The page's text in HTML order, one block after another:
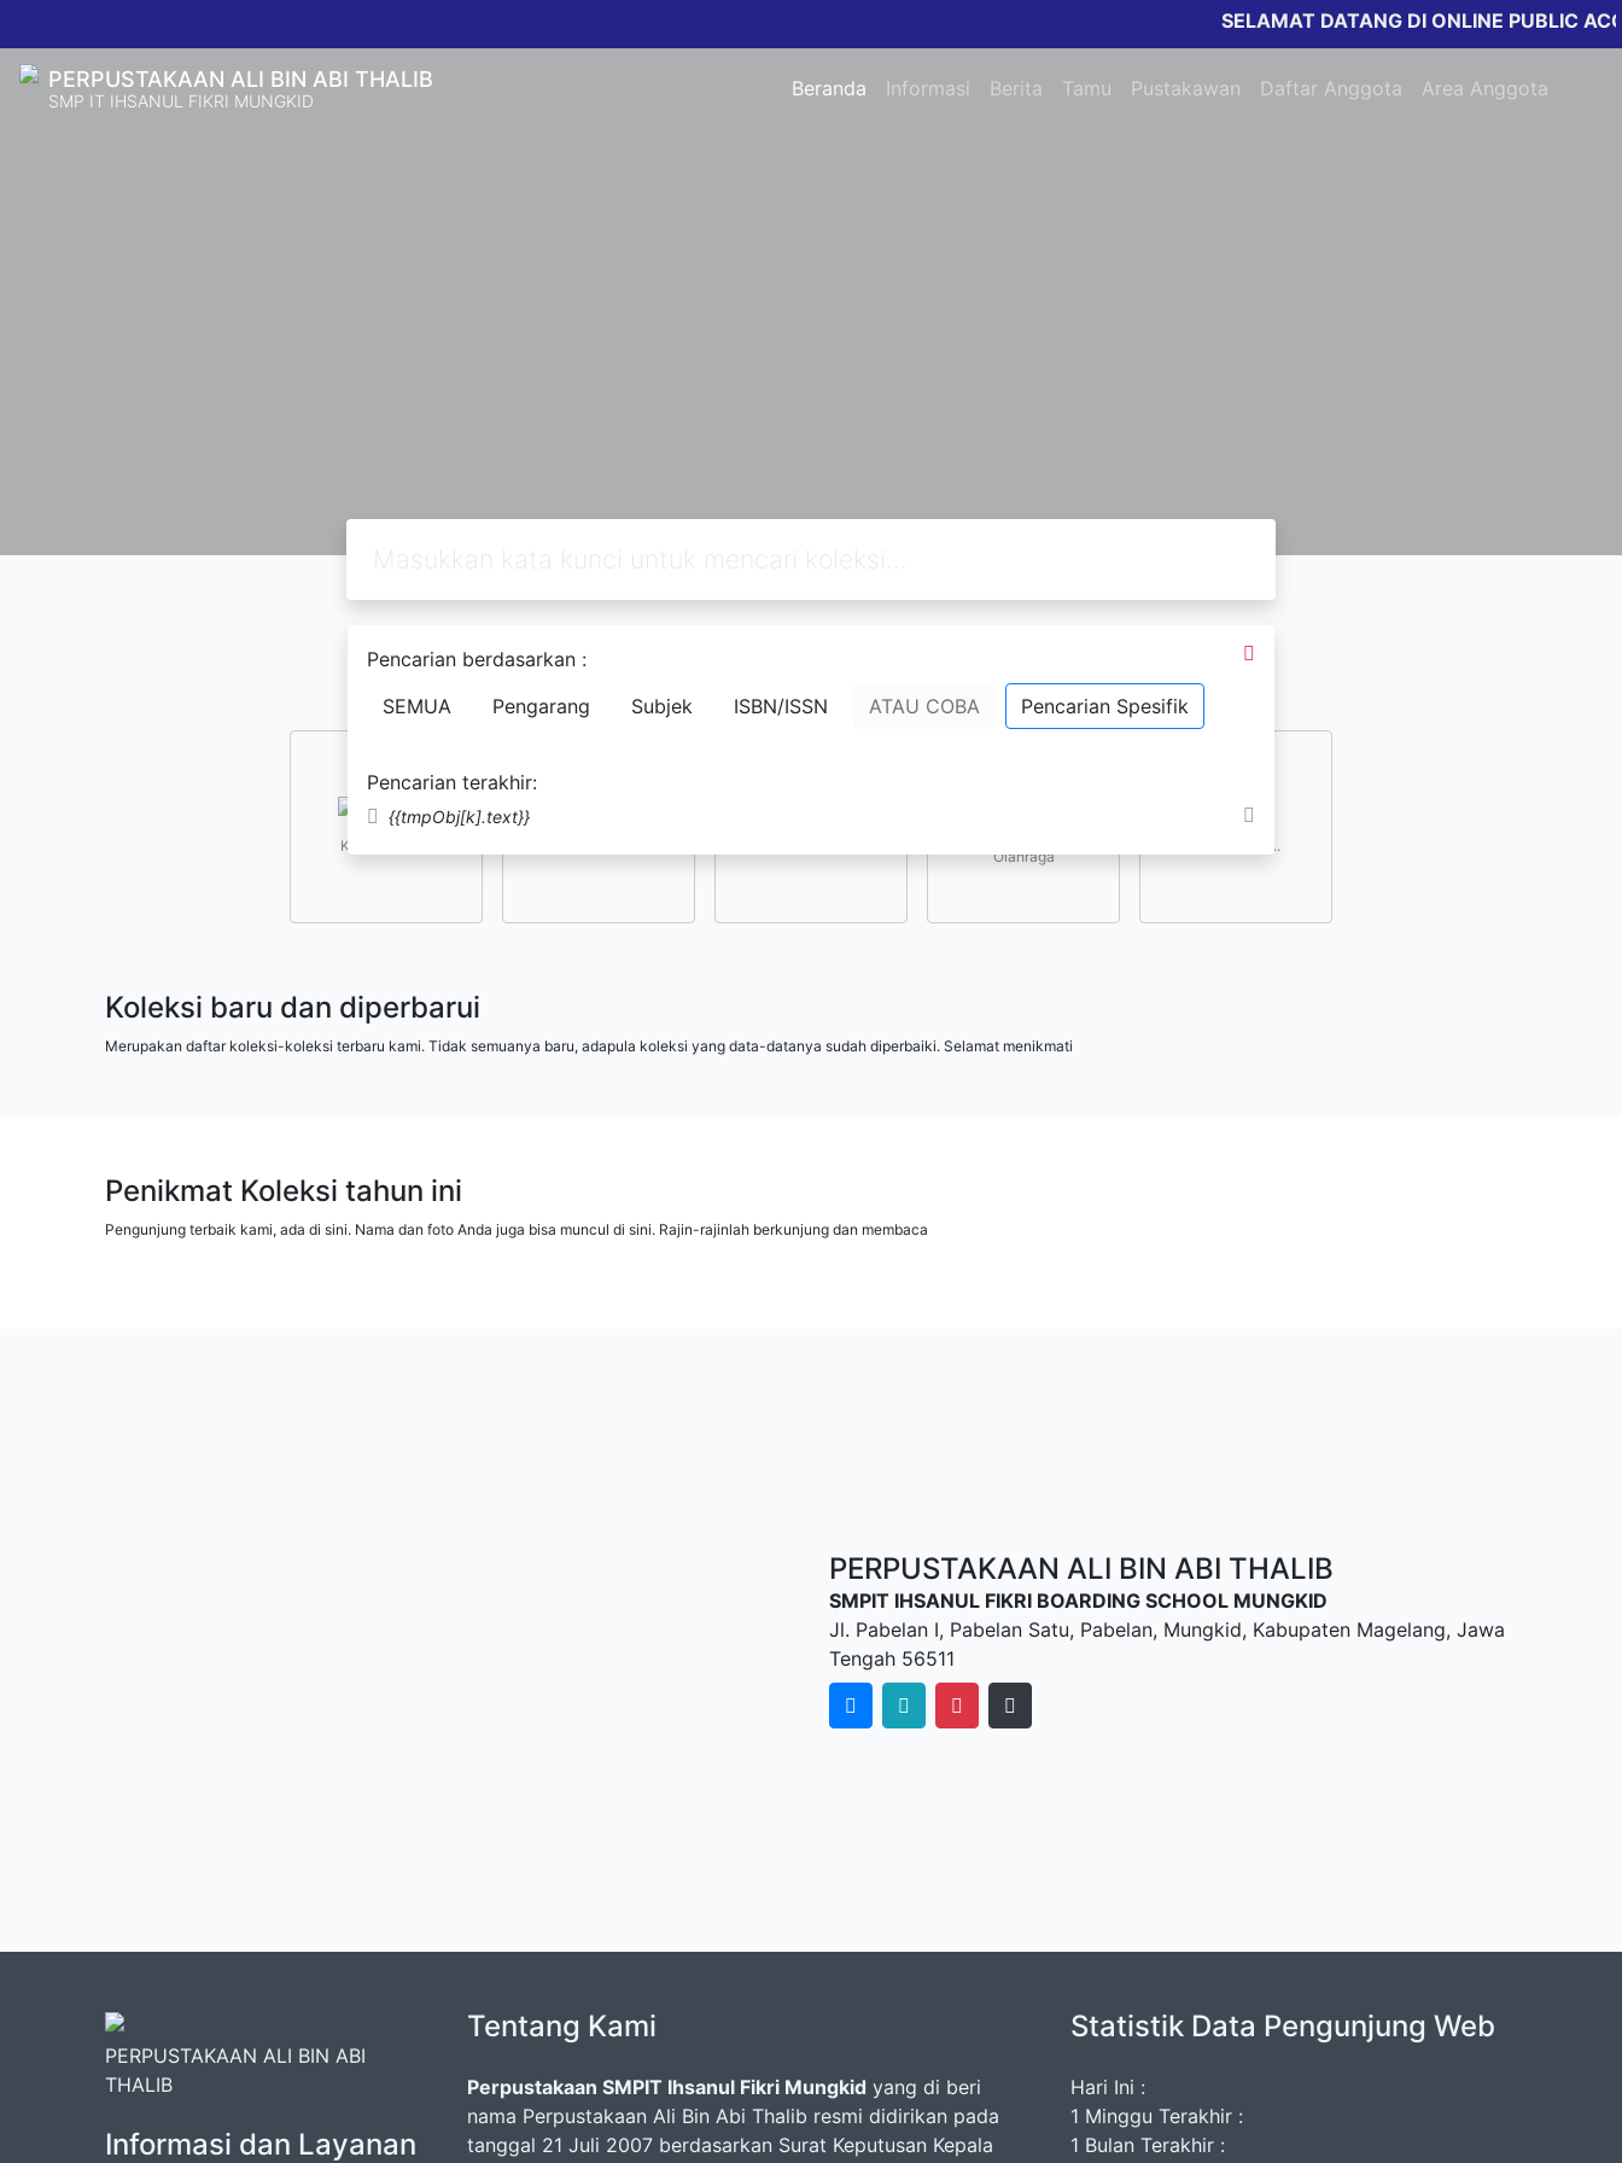
SELAMAT DATANG DI ONLINE PUBLIC
PERPUSTAKAAN ALI BIN ABI THALIB
SMP IT IHSANUL FIKRI MUNGKID Beranda Informasi Berita Tamu Pustakawan Daftar Anggota Area Anggota
Pencarian berdasarkan :
SEMUA
Pengarang Subjek ISBN/ISSN ATAU COBA Pencarian Spesifik
Pencarian terakhir:
{{tmpObj[k].text}}
Pilih subjek yang menarik bagi Anda
Kesusastraan
Olahraga
lihat lainnya..
Koleksi baru dan diperbarui
Merupakan daftar koleksi-koleksi terbaru kami. Tidak semuanya baru, adapula koleksi yang data-datanya sudah diperbaiki. Selamat menikmati
Penikmat Koleksi tahun ini
Pengunjung terbaik kami, ada di sini. Nama dan foto Anda juga bisa muncul di sini. Rajin-rajinlah berkunjung dan membaca
PERPUSTAKAAN ALI BIN ABI THALIB
SMPIT IHSANUL FIKRI BOARDING SCHOOL MUNGKID
Jl. Pabelan I, Pabelan Satu, Pabelan, Mungkid, Kabupaten Magelang, Jawa
Tengah 56511
PERPUSTAKAAN ALI BIN ABI
THALIB
Informasi dan Layanan
Tentang Kami
Perpustakaan SMPIT Ihsanul Fikri Mungkid yang di beri
nama Perpustakaan Ali Bin Abi Thalib resmi didirikan pada
tanggal 21 Juli 2007 berdasarkan Surat Keputusan Kepala
Statistik Data Pengunjung Web
Hari Ini :
1 Minggu Terakhir :
1 Bulan Terakhir :